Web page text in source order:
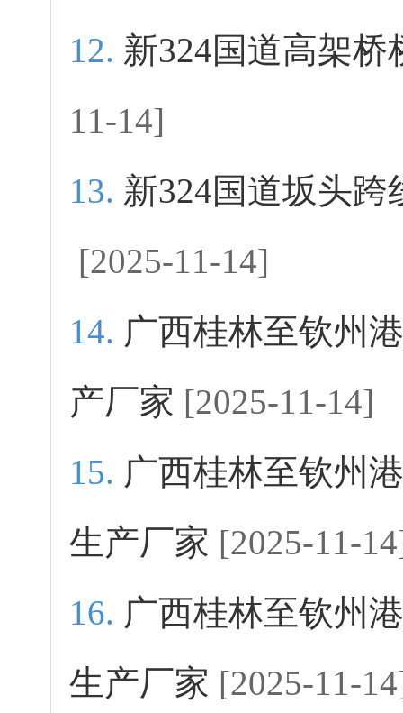
新324国道高架
11-14]
新324国道坂头
[2025-11-14]
广西桂林至钦州
产厂家 [2025-11-14]
广西桂林至钦州
生产厂家 [2025-11-
广西桂林至钦州
生产厂家 [2025-11-